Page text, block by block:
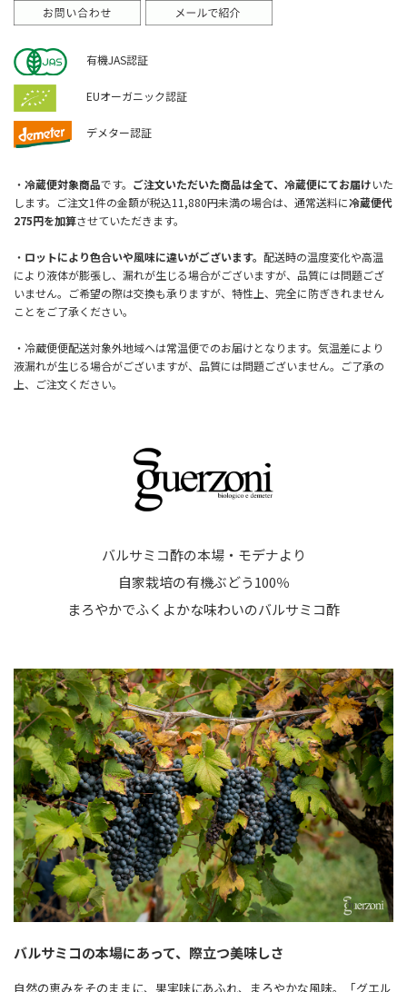
有機JAS認証
EUオーガニック認証
デメター認証
・ 冷蔵便対象商品です。 ご注文いただいた商品は全て、冷蔵便にてお届けいた
します。ご注文1件の金額が税込11,880円未満の場合は、通常送料に冷蔵便代
275円を加算させていただきます。
・ ロットにより色合いや風味に違いがございます。 配送時の温度変化や高温
により液体が膨張し、漏れが生じる場合がございますが、品質には問題ござ
いません。ご希望の際は交換も承りますが、特性上、完全に防ぎきれません
ことをご了承ください。
・冷蔵便便配送対象外地域へは常温便でのお届けとなります。気温差により
液漏れが生じる場合がございますが、品質には問題ございません。ご了承の
上、ご注文ください。
バルサミコ酢の本場・モデナより
自家栽培の有機ぶどう100％
まろやかでふくよかな味わいのバルサミコ酢
バルサミコの本場にあって、際立つ美味しさ
自然の恵みをそのままに、果実味にあふれ、まろやかな風味。「グエル